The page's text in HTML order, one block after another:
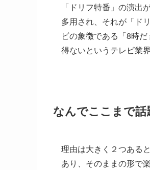
「ドリフ特番」の演
多用され、それが「ド
ビの象徴である「8時
得ないというテレビ業
なんでここまで
理由は大きく２つある
あり、そのままの形で